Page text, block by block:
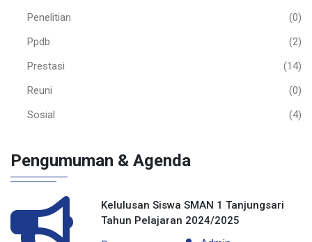
Penelitian
(0)
Ppdb
(2)
Prestasi
(14)
Reuni
(0)
Sosial
(4)
Pengumuman & Agenda
Kelulusan Siswa SMAN 1 Tanjungsari
Tahun Pelajaran 2024/2025